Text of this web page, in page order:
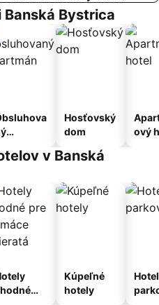
Bystrica
Hosťovský
dom
ový
v Banská
Kúpeľné
hotely